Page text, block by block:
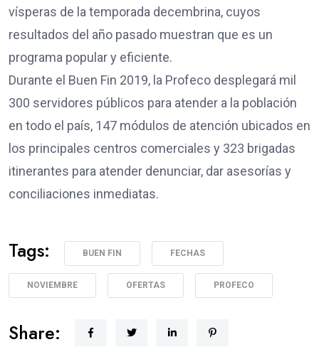
vísperas de la temporada decembrina, cuyos
resultados del año pasado muestran que es un
programa popular y eficiente.
Durante el Buen Fin 2019, la Profeco desplegará mil
300 servidores públicos para atender a la población
en todo el país, 147 módulos de atención ubicados en
los principales centros comerciales y 323 brigadas
itinerantes para atender denunciar, dar asesorías y
conciliaciones inmediatas.
Tags: BUEN FIN FECHAS
NOVIEMBRE OFERTAS PROFECO
Share: